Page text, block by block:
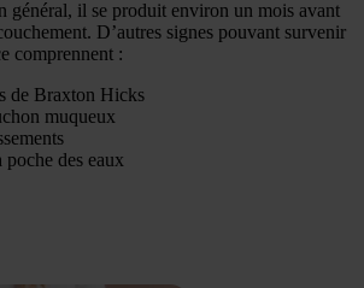
général, il se produit environ un mois avant
D’autres signes pouvant survenir
comprennent :
de Braxton Hicks
muqueux
des eaux